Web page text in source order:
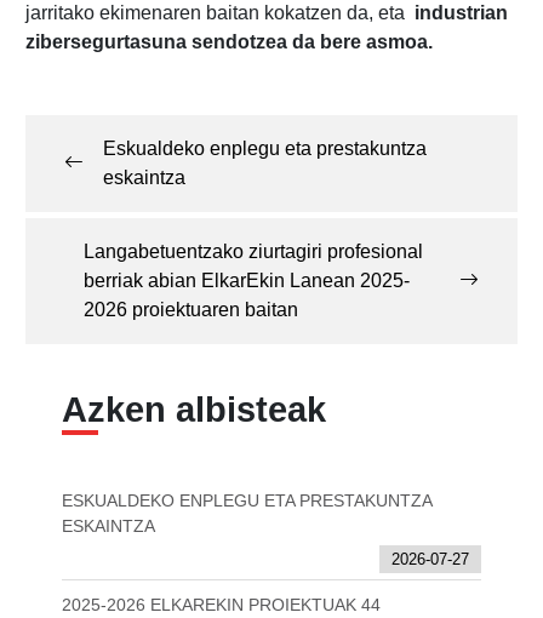
jarritako ekimenaren baitan kokatzen da, eta industrian
zibersegurtasuna sendotzea da bere asmoa.
Eskualdeko enplegu eta prestakuntza
eskaintza
Langabetuentzako ziurtagiri profesional
berriak abian ElkarEkin Lanean 2025-
2026 proiektuaren baitan
Azken albisteak
ESKUALDEKO ENPLEGU ETA PRESTAKUNTZA
ESKAINTZA
2026-07-27
2025-2026 ELKAREKIN PROIEKTUAK 44